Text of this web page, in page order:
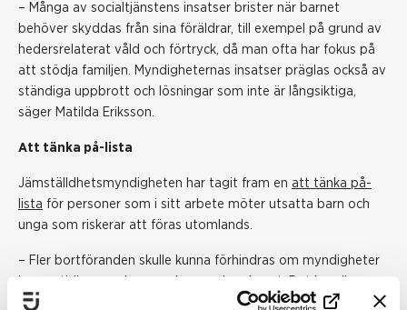
– Många av socialtjänstens insatser brister när barnet
behöver skyddas från sina föräldrar, till exempel på grund av
hedersrelaterat våld och förtryck, då man ofta har fokus på
att stödja familjen. Myndigheternas insatser präglas också av
ständiga uppbrott och lösningar som inte är långsiktiga,
säger Matilda Eriksson.
Att tänka på-lista
Jämställdhetsmyndigheten har tagit fram en att tänka på-
lista för personer som i sitt arbete möter utsatta barn och
unga som riskerar att föras utomlands.
– Fler bortföranden skulle kunna förhindras om myndigheter
ingrep tidigare och agerade mer skyndsamt. Det handlar om
att bli bättre på att upptäcka utsatta barn och unga, hantera